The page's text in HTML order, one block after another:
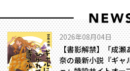
2026年08月04日
【書影解禁】「成瀬
奈の最新小説『ギャ